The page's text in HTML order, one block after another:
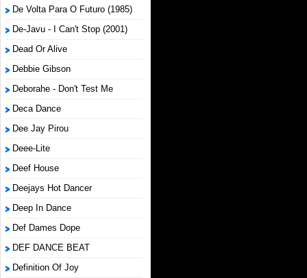
De Volta Para O Futuro (1985)
De-Javu - I Can't Stop (2001)
Dead Or Alive
Debbie Gibson
Deborahe - Don't Test Me
Deca Dance
Dee Jay Pirou
Deee-Lite
Deef House
Deejays Hot Dancer
Deep In Dance
Def Dames Dope
DEF DANCE BEAT
Definition Of Joy